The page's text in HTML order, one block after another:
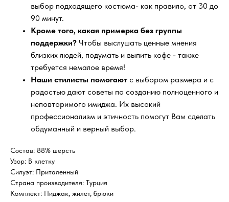
выбор подходящего костюма- как правило, от 30 до
90 минут.
Кроме того, какая примерка без группы
поддержки? Чтобы выслушать ценные мнения
близких людей, подумать и выпить кофе - также
требуется немалое время!
Наши стилисты помогают с выбором размера и с
радостью дают советы по созданию полноценного и
неповторимого имиджа. Их высокий
профессионализм и этичность помогут Вам сделать
обдуманный и верный выбор.
Состав: 88% шерсть
Узор: В клетку
Силуэт: Приталенный
Страна производителя: Турция
Комплект: Пиджак, жилет, брюки